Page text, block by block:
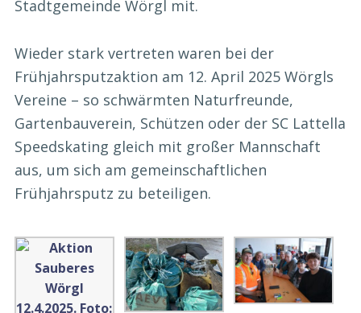
Stadtgemeinde Wörgl mit.
Wieder stark vertreten waren bei der
Frühjahrsputzaktion am 12. April 2025 Wörgls
Vereine – so schwärmten Naturfreunde,
Gartenbauverein, Schützen oder der SC Lattella
Speedskating gleich mit großer Mannschaft
aus, um sich am gemeinschaftlichen
Frühjahrsputz zu beteiligen.